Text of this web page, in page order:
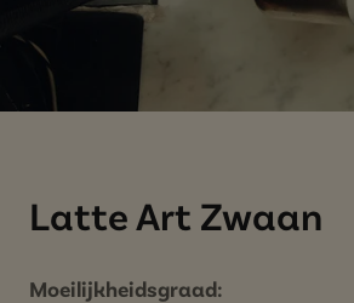
Latte Art Zwaan
Moeilijkheidsgraad: